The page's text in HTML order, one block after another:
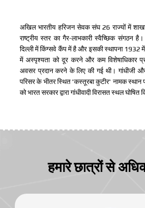
अखिल भारतीय हरिजन सेवक संघ 26 राज्यों में
राष्ट्रीय स्तर का गैर-लाभकारी स्वैच्छिक संगठन
दिल्ली में किंग्सवे कैंप में है और इसकी स्थापना 1932 में
में अस्पृश्यता को दूर करने और कम विशेषाधिकार
अवसर प्रदान करने के लिए की गई थी। गांधीजी और
परिसर के भीतर स्थित 'कस्तूरबा कुटीर' नामक
को भारत सरकार द्वारा गांधीवादी विरासत स्थल घोषित
हमारे छात्रों से